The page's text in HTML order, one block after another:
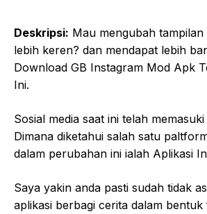
Deskripsi: Mau mengubah tampilan
lebih keren? dan mendapat lebih
Download GB Instagram Mod Apk
Ini.
Sosial media saat ini telah
Dimana diketahui salah satu
dalam perubahan ini ialah Aplikasi
Saya yakin anda pasti sudah tidak
aplikasi berbagi cerita dalam